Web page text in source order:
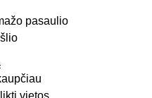
pasaulio